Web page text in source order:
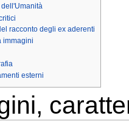
dell'Umanità
racconto degli ex aderenti
immagini
esterni